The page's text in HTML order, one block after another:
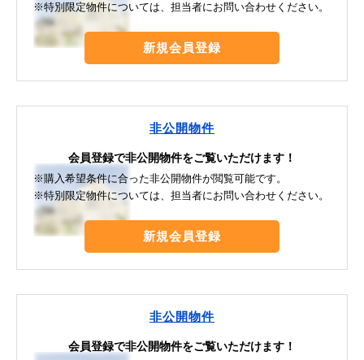
※特別限定物件については、担当者にお問い合わせください。
新規会員登録
非公開物件
会員登録で非公開物件をご覧いただけます！
※購入希望条件に合った非公開物件が閲覧可能です。
※特別限定物件については、担当者にお問い合わせください。
新規会員登録
非公開物件
会員登録で非公開物件をご覧いただけます！